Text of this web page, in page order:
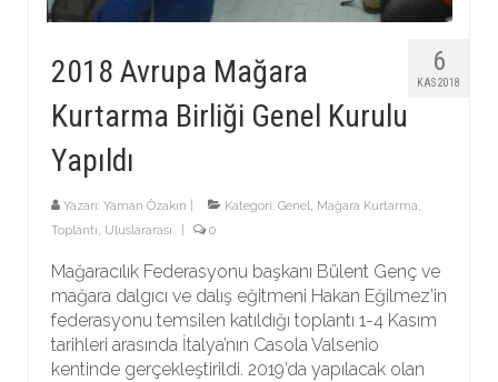
6
KAS 2018
2018 Avrupa Mağara
Kurtarma Birliği Genel Kurulu
Yapıldı
Yazarı: Yaman Özakın Kategori: Genel, Mağara Kurtarma,
Toplantı, Uluslararası 0
Mağaracılık Federasyonu başkanı Bülent Genç ve
mağara dalgıcı ve dalış eğitmeni Hakan Eğilmez’in
federasyonu temsilen katıldığı toplantı 1-4 Kasım
tarihleri arasında İtalya’nın Casola Valsenio
kentinde gerçekleştirildi. 2019’da yapılacak olan